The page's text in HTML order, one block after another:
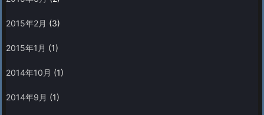
2015年2月 (3)
2015年1月 (1)
2014年10月 (1)
2014年9月 (1)